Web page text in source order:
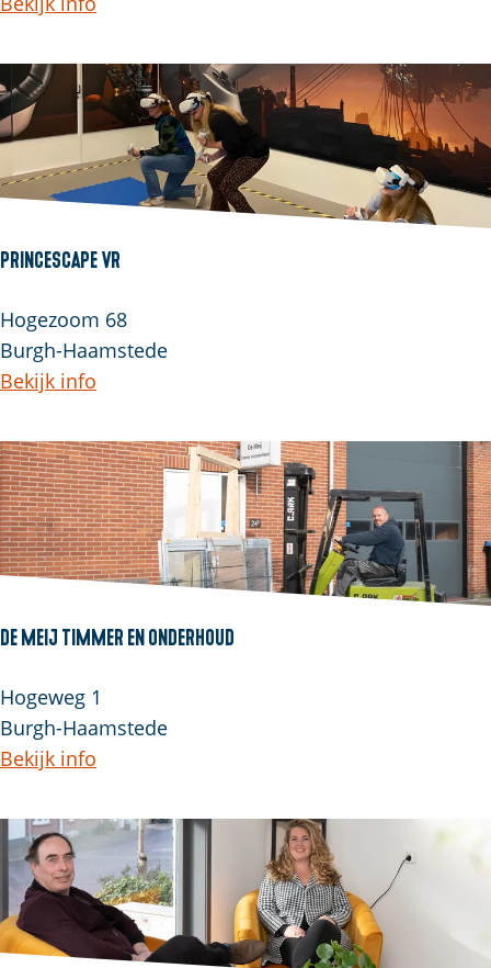
Princescape VR
Hogezoom 68
Burgh-Haamstede
Bekijk info
De Meij Timmer en Onderhoud
Hogeweg 1
Burgh-Haamstede
Bekijk info